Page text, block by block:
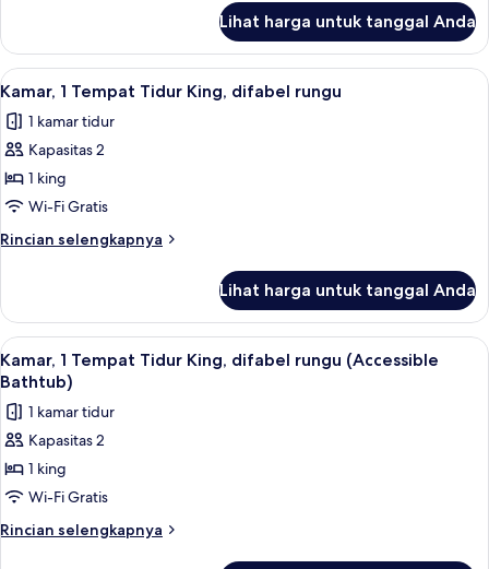
Kamar,
Tempat
King
Lihat harga untuk tanggal Anda
Lihat
semua
foto
untuk
Kamar,
1
Tempat
Tidur
difabel
rungu
Seprai premium, meja kerja, dan
5
Kamar, 1 Tempat Tidur King, difabel rungu
1 kamar tidur
Kapasitas 2
1 king
Wi-Fi Gratis
Rincian selengkapnya
Rincian
Kamar,
Tempat
Tidur
difabel
rungu
Lihat harga untuk tanggal Anda
Lihat
semua
foto
untuk
Kamar,
1
Tempat
Tidur
Seprai premium, meja kerja, dan
5
Kamar, 1 Tempat Tidur King, difabel rungu (Accessible
Bathtub)
1 kamar tidur
Kapasitas 2
1 king
Wi-Fi Gratis
Rincian selengkapnya
Rincian